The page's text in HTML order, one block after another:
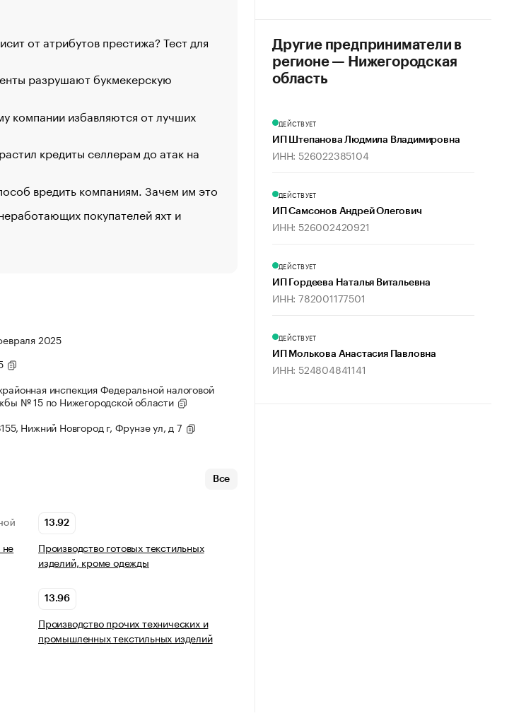
от атрибутов престижа? Тест для
разрушают букмекерскую
компании избавляются от лучших
кредиты селлерам до атак на
вредить компаниям. Зачем им это
покупателей яхт и
«От спорта тело стареет иначе». Как живет глава
создавшей GTA
«Деньги будут не нужны»: что рассказал Маск в
Функции менеджмента: пять ключевых основ
управления
ЕС разрешил конфискацию российской нефти —
Стресс обеспеченных людей: почему рост доходов
Что обвинения против Павла Дурова значат для
2025
инспекция Федеральной налоговой
№ 15 по Нижегородской области
Нижний Новгород г, Фрунзе ул, д 7
Все
13.92
Производство готовых текстильных
изделий, кроме одежды
13.96
Производство прочих технических и
промышленных текстильных изделий
Другие предприниматели в
регионе — Нижегородская
область
ДЕЙСТВУЕТ
ИП Штепанова Людмила Владимировна
ИНН: 526022385104
ДЕЙСТВУЕТ
ИП Самсонов Андрей Олегович
ИНН: 526002420921
ДЕЙСТВУЕТ
ИП Гордеева Наталья Витальевна
ИНН: 782001177501
ДЕЙСТВУЕТ
ИП Молькова Анастасия Павловна
ИНН: 524804841141